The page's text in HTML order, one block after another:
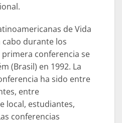
de Vida
cabo durante los
primera conferencia se
(Brasil) en 1992. La
ha sido entre
entre
local, estudiantes,
conferencias